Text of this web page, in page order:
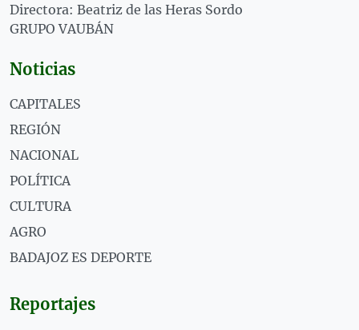
Directora: Beatriz de las Heras Sordo
GRUPO VAUBÁN
Noticias
CAPITALES
REGIÓN
NACIONAL
POLÍTICA
CULTURA
AGRO
BADAJOZ ES DEPORTE
Reportajes